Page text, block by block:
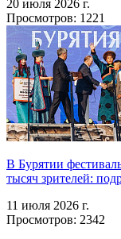
20 июля 2026 г.
Просмотров: 1221
В Бурятии
тысяч зрителей:
11 июля 2026 г.
Просмотров: 2342